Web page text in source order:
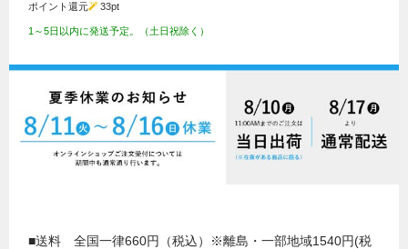
ポイント還元 33pt
1～5日以内に発送予定。（土日祝除く）
■送料 全国一律660円（税込）※離島・一部地域1540円(税